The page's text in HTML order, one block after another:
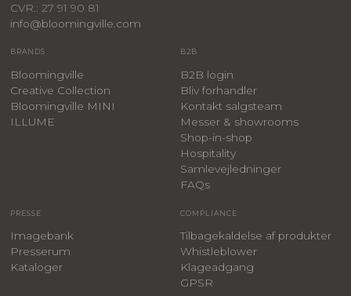
CVR.: 27 91 90 81
info@bloomingville.com
BRANDS
Bloomingville
Creative Collection
Bloomingville MINI
ILLUME
B2B
B2B login
Bliv forhandler
Kontakt salgsteam
Messer & showrooms
Shop-in-shop
Hospitality
Samlevejledninger
FAQs
PRESSE
Imagebank
Presserum
Kataloger
COMPLIANCE
Tilbagekaldelse af produkter
Whistleblower
Klageadgang
GPSR